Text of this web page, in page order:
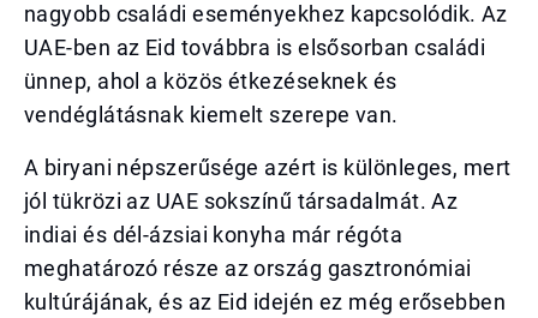
nagyobb családi eseményekhez kapcsolódik. Az
UAE-ben az Eid továbbra is elsősorban családi
ünnep, ahol a közös étkezéseknek és
vendéglátásnak kiemelt szerepe van.
A biryani népszerűsége azért is különleges, mert
jól tükrözi az UAE sokszínű társadalmát. Az
indiai és dél-ázsiai konyha már régóta
meghatározó része az ország gasztronómiai
kultúrájának, és az Eid idején ez még erősebben